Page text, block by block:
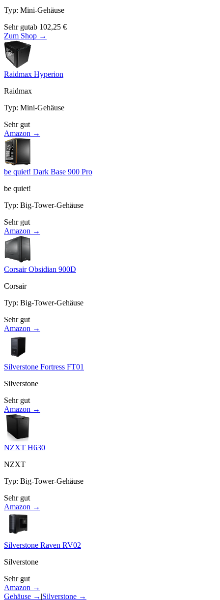
Typ: Mini-Gehäuse
Sehr gutab 102,25 €
Zum Shop →
Raidmax Hyperion
Raidmax
Typ: Mini-Gehäuse
Sehr gut
Amazon →
be quiet! Dark Base 900 Pro
be quiet!
Typ: Big-Tower-Gehäuse
Sehr gut
Amazon →
Corsair Obsidian 900D
Corsair
Typ: Big-Tower-Gehäuse
Sehr gut
Amazon →
Silverstone Fortress FT01
Silverstone
Sehr gut
Amazon →
NZXT H630
NZXT
Typ: Big-Tower-Gehäuse
Sehr gut
Amazon →
Silverstone Raven RV02
Silverstone
Sehr gut
Amazon →
Gehäuse → |Silverstone →